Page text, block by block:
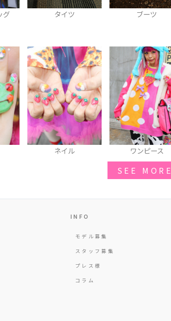
ブーツ リュック
ワンピース スカート
SEE MORE
INFO
モデル募集
スタッフ募集
プレス様
コラム